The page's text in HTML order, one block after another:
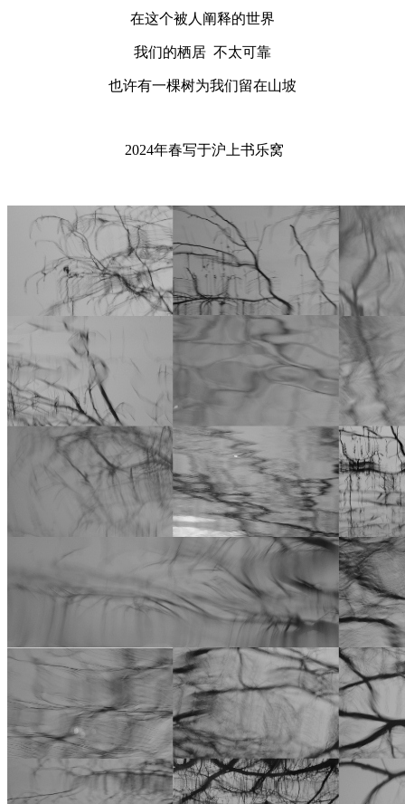
在这个被人阐释的世界
我们的栖居 不太可靠
也许有一棵树为我们留在山坡
2024年春写于沪上书乐窝